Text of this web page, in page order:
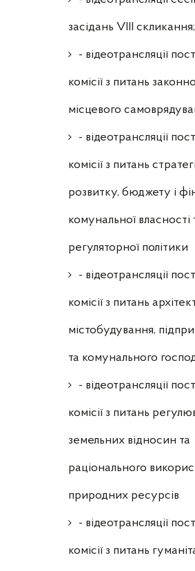
засідань VIII скликання;
- відеотрансляції
комісії з питань
місцевого
- відеотрансляції
комісії з питань
розвитку, бюджету і
комунальної власності
регуляторної політики
- відеотрансляції
комісії з питань
містобудування,
та комунального
- відеотрансляції
комісії з питань
земельних відносин та
раціонального
природних ресурсів
- відеотрансляції
комісії з питань